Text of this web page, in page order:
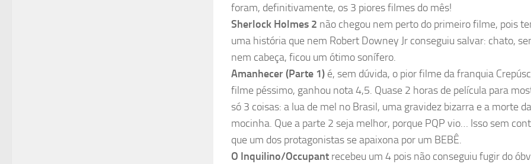
foram, definitivamente, os 3 piores filmes do mês!
Sherlock Holmes 2 não chegou nem perto do primeiro filme, pois
uma história que nem Robert Downey Jr conseguiu salvar: chato,
nem cabeça, ficou um ótimo sonífero.
Amanhecer (Parte 1) é, sem dúvida, o pior filme da franquia
filme péssimo, ganhou nota 4,5. Quase 2 horas de película para
só 3 coisas: a lua de mel no Brasil, uma gravidez bizarra e a morte da
mocinha. Que a parte 2 seja melhor, porque PQP vio… Isso sem
que um dos protagonistas se apaixona por um BEBÊ.
O Inquilino/Occupant recebeu um 4 pois não conseguiu fugir do